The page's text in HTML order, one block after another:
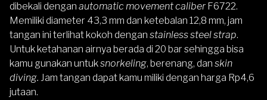
dibekali dengan automatic movementcaliber F6722.
Memiliki diameter 43,3 mm dan ketebalan 12,8 mm, jam
tangan ini terlihat kokoh dengan stainless steelstrap.
Untuk ketahanan airnya berada di 20 bar sehingga bisa
kamu gunakan untuksnorkeling, berenang, dan skin
diving. Jam tangan dapat kamu miliki dengan harga Rp4,6
jutaan.